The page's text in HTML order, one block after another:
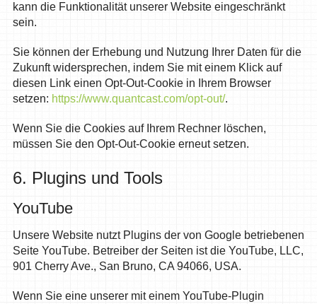
kann die Funktionalität unserer Website eingeschränkt
sein.
Sie können der Erhebung und Nutzung Ihrer Daten für die
Zukunft widersprechen, indem Sie mit einem Klick auf
diesen Link einen Opt-Out-Cookie in Ihrem Browser
setzen: https://www.quantcast.com/opt-out/.
Wenn Sie die Cookies auf Ihrem Rechner löschen,
müssen Sie den Opt-Out-Cookie erneut setzen.
6. Plugins und Tools
YouTube
Unsere Website nutzt Plugins der von Google betriebenen
Seite YouTube. Betreiber der Seiten ist die YouTube, LLC,
901 Cherry Ave., San Bruno, CA 94066, USA.
Wenn Sie eine unserer mit einem YouTube-Plugin